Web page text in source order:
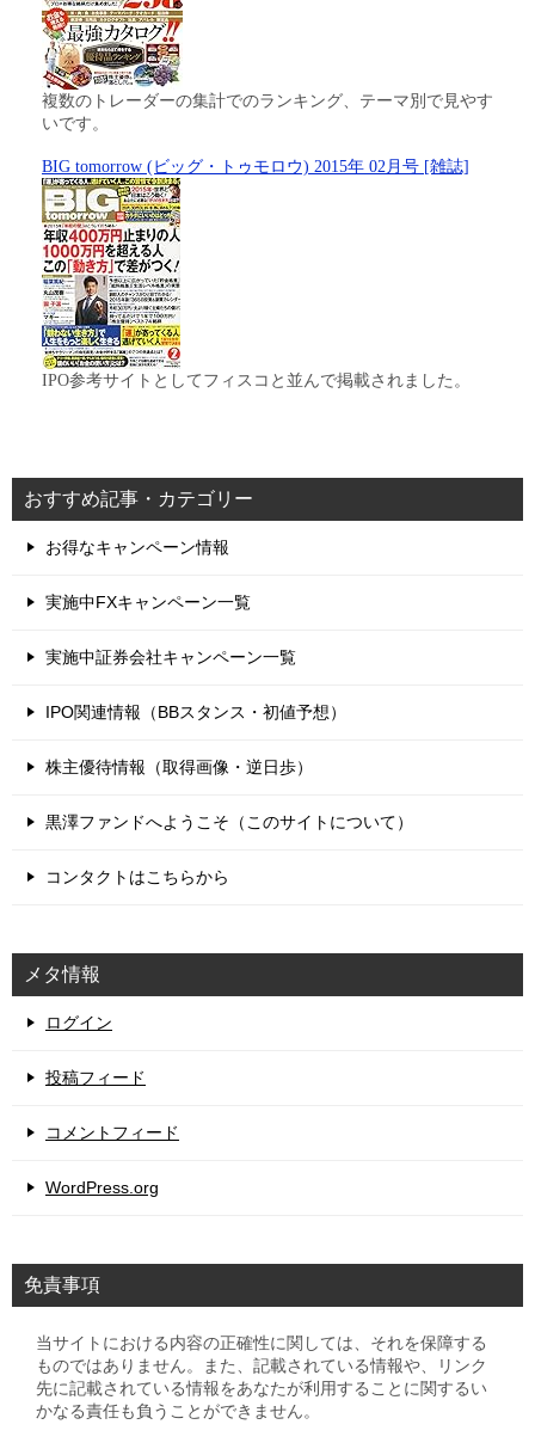
複数のトレーダーの集計でのランキング、テーマ別で見やす
いです。
BIG tomorrow (ビッグ・トゥモロウ) 2015年 02月号 [雑誌]
IPO参考サイトとしてフィスコと並んで掲載されました。
おすすめ記事・カテゴリー
お得なキャンペーン情報
実施中FXキャンペーン一覧
実施中証券会社キャンペーン一覧
IPO関連情報（BBスタンス・初値予想）
株主優待情報（取得画像・逆日歩）
黒澤ファンドへようこそ（このサイトについて）
コンタクトはこちらから
メタ情報
ログイン
投稿フィード
コメントフィード
WordPress.org
免責事項
当サイトにおける内容の正確性に関しては、それを保障する
ものではありません。また、記載されている情報や、リンク
先に記載されている情報をあなたが利用することに関するい
かなる責任も負うことができません。